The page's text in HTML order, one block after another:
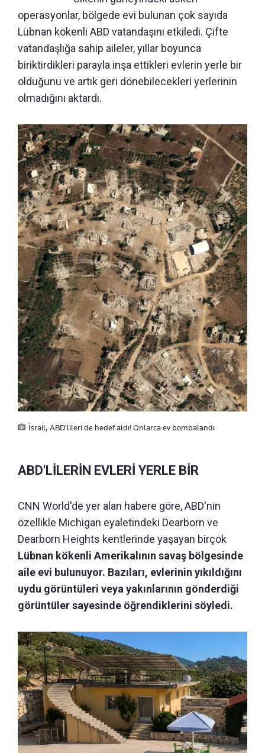
operasyonlar, bölgede evi bulunan çok sayıda
Lübnan kökenli ABD vatandaşını etkiledi. Çifte
vatandaşlığa sahip aileler, yıllar boyunca
biriktirdikleri parayla inşa ettikleri evlerin yerle bir
olduğunu ve artık geri dönebilecekleri yerlerinin
olmadığını aktardı.
İsrail, ABD'lileri de hedef aldı! Onlarca ev bombalandı
ABD'LİLERİN EVLERİ YERLE BİR
CNN World'de yer alan habere göre, ABD'nin
özellikle Michigan eyaletindeki Dearborn ve
Dearborn Heights kentlerinde yaşayan birçok
Lübnan kökenli Amerikalının savaş bölgesinde
aile evi bulunuyor. Bazıları, evlerinin yıkıldığını
uydu görüntüleri veya yakınlarının gönderdiği
görüntüler sayesinde öğrendiklerini söyledi.